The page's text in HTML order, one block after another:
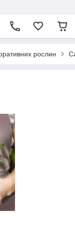
рослин